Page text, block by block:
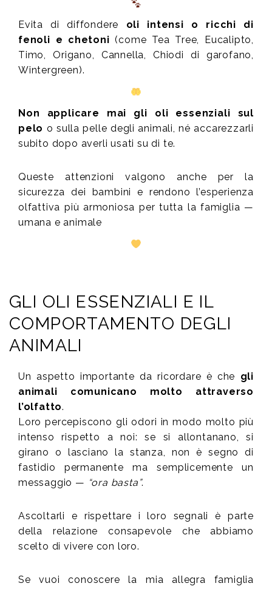
Evita di diffondere oli intensi o ricchi di
fenoli e chetoni (come Tea Tree, Eucalipto,
Timo, Origano, Cannella, Chiodi di garofano,
Wintergreen).
Non applicare mai gli oli essenziali sul
pelo o sulla pelle degli animali, né accarezzarli
subito dopo averli usati su di te.
Queste attenzioni valgono anche per la
sicurezza dei bambini e rendono l’esperienza
olfattiva più armoniosa per tutta la famiglia —
umana e animale
GLI OLI ESSENZIALI E IL
COMPORTAMENTO DEGLI
ANIMALI
Un aspetto importante da ricordare è che gli
animali comunicano molto attraverso
l’olfatto.
Loro percepiscono gli odori in modo molto più
intenso rispetto a noi: se si allontanano, si
girano o lasciano la stanza, non è segno di
fastidio permanente ma semplicemente un
messaggio — “ora basta”.
Ascoltarli e rispettare i loro segnali è parte
della relazione consapevole che abbiamo
scelto di vivere con loro.
Se vuoi conoscere la mia allegra famiglia